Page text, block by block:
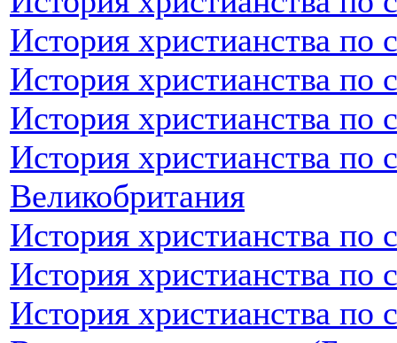
История христианства по
История христианства по
История христианства по
История христианства по
Великобритания
История христианства по
История христианства по
История христианства по